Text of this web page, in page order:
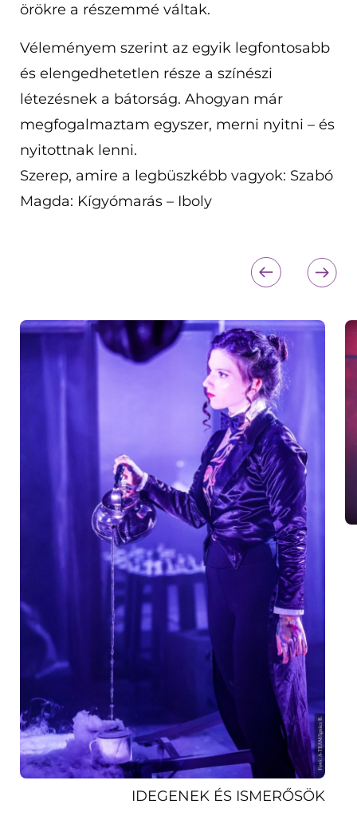
örökre a részemmé váltak.
Véleményem szerint az egyik legfontosabb
és elengedhetetlen része a színészi
létezésnek a bátorság. Ahogyan már
megfogalmaztam egyszer, merni nyitni – és
nyitottnak lenni.
Szerep, amire a legbüszkébb vagyok: Szabó
Magda: Kígyómarás – Iboly
IDEGENEK ÉS ISMERŐSÖK